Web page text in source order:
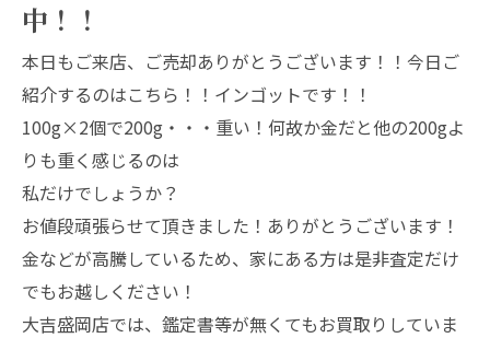
中！！
本日もご来店、ご売却ありがとうございます！！今日ご
紹介するのはこちら！！インゴットです！！
100g×2個で200g・・・重い！何故か金だと他の200gよ
りも重く感じるのは
私だけでしょうか？
お値段頑張らせて頂きました！ありがとうございます！
金などが高騰しているため、家にある方は是非査定だけ
でもお越しください！
大吉盛岡店では、鑑定書等が無くてもお買取りしていま